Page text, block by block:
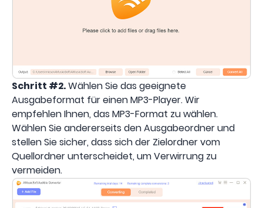
Schritt #2.Wählen Sie das geeignete
Ausgabeformat für einen MP3-Player. Wir
empfehlen Ihnen, das MP3-Format zu wählen.
Wählen Sie andererseits den Ausgabeordner und
stellen Sie sicher, dass sich der Zielordner vom
Quellordner unterscheidet, um Verwirrung zu
vermeiden.